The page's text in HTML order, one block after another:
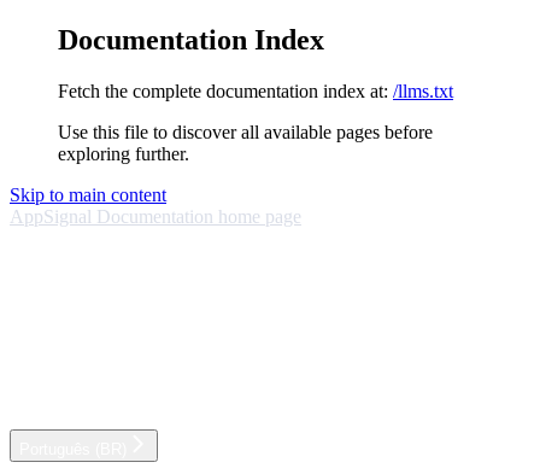
Documentation Index
Fetch the complete documentation index at: /llms.txt
Use this file to discover all available pages before
exploring further.
Skip to main content
AppSignal Documentation home page